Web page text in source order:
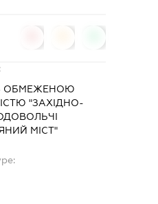
ОБМЕЖЕНОЮ
"ЗАХІДНО-
МІСТ"